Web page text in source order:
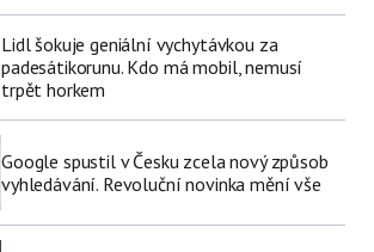
Lidl šokuje geniální vychytávkou za
padesátikorunu. Kdo má mobil, nemusí
trpět horkem
Google spustil v Česku zcela nový způsob
vyhledávání. Revoluční novinka mění vše